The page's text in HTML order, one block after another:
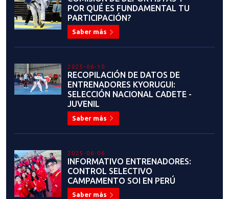
POR QUÉ ES FUNDAMENTAL TU
PARTICIPACIÓN?
Saber más
2025-06-10
RECOPILACIÓN DE DATOS DE
ENTRENADORES KYORUGUI:
SELECCIÓN NACIONAL CADETE -
JUVENIL
Saber más
2025-06-06
INFORMATIVO ENTRENADORES:
CONTROL SELECTIVO
CAMPAMENTO SOI EN PERÚ
Saber más